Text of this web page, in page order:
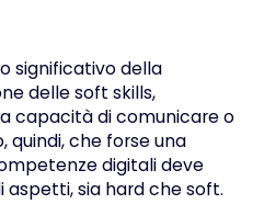
significativo della
dellesoft skills,
capacità di comunicare o
quindi, che forse una
digitali deve
sia hard che soft.